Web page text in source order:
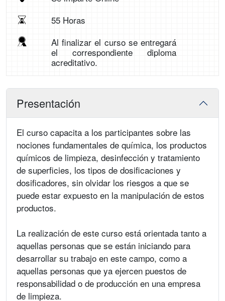
55 Horas
Al finalizar el curso se entregará
el correspondiente diploma
acreditativo.
Presentación
El curso capacita a los participantes sobre las
nociones fundamentales de química, los productos
químicos de limpieza, desinfección y tratamiento
de superficies, los tipos de dosificaciones y
dosificadores, sin olvidar los riesgos a que se
puede estar expuesto en la manipulación de estos
productos.
La realización de este curso está orientada tanto a
aquellas personas que se están iniciando para
desarrollar su trabajo en este campo, como a
aquellas personas que ya ejercen puestos de
responsabilidad o de producción en una empresa
de limpieza.